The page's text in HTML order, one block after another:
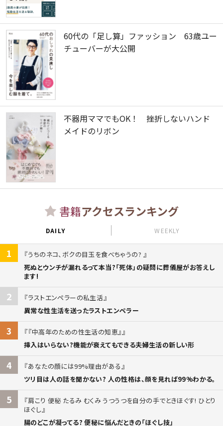
60代の「足し算」ファッション 63歳ユー
チューバーが大公開
不器用ママでもOK！ 挫折しないハンド
メイドのリボン
書籍アクセスランキング
DAILY WEEKLY
1
うちのネコ、ボクの目玉を食べちゃうの?
死ぬとウンチが漏れるって本当?「死体」の疑問に葬儀屋がお答えし
ます!
2
ラストエンペラーの私生活
異常な性生活を送ったラストエンペラー
3
『中高年のための性生活の知恵』
挿入はいらない?機能が衰えてもできる夫婦生活の新しい形
4
あなたの顔には99%理由がある
ツリ目は人の話を聞かない? 人の性格は、顔を見れば99%わかる。
5
肩こり 便秘 たるみ むくみ うつうつを自分の手でときほぐす! ひとり
ほぐし
腸のどこが凝ってる? 便秘に悩んだときの「ほぐし技」